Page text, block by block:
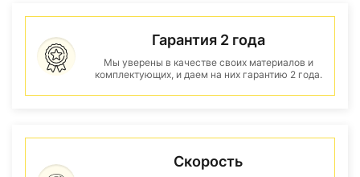
Гарантия 2 года
Мы уверены в качестве своих материалов и
комплектующих, и даем на них гарантию 2 года.
Скорость